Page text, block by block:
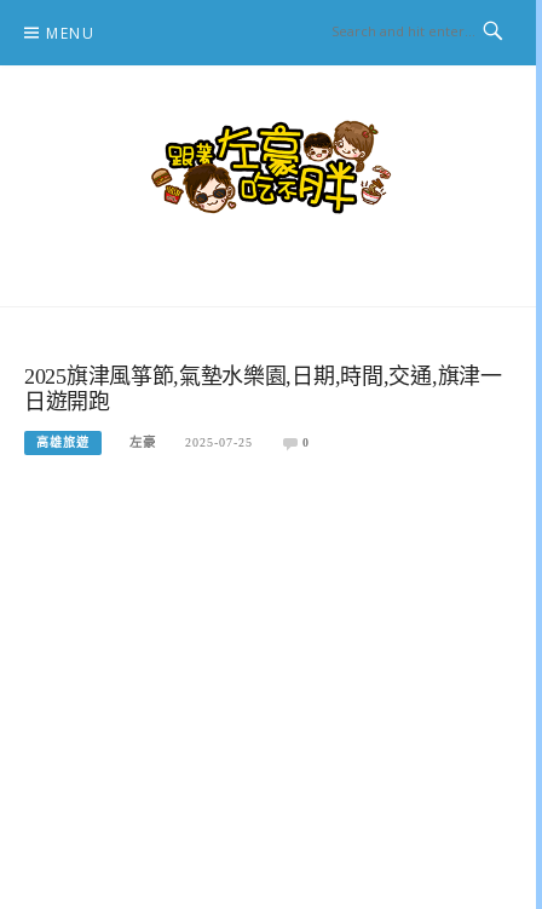
content
MENU
2025旗津風箏節,氣墊水樂園,日期,時間,交通,旗津一
日遊開跑
高雄旅遊 左豪 2025-07-25 0